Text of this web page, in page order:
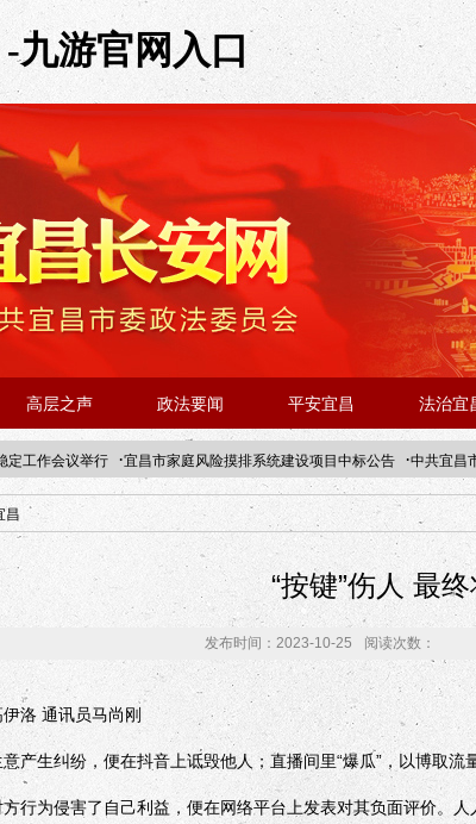
九游官网入口
高层之声 政法要闻 平安宜昌 法治宜
定工作会议举行 ·宜昌市家庭风险摸排系统建设项目中标公告 ·中共宜昌
”事业单位人才引进·北京站人民大学入校工作提醒
昌
“按键”伤人 最
发布时间：2023-10-25 阅读次数：
通讯员马尚刚
生纠纷，便在抖音上诋毁他人；直播间里“爆瓜”，以博取流
为侵害了自己利益，便在网络平台上发表对其负面评价。人